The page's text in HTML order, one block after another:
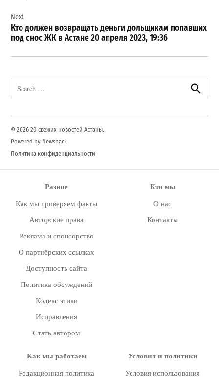
Next
Кто должен возвращать деньги дольщикам попавших
под снос ЖК в Астане 20 апреля 2023, 19:36
for:
Search
© 2026 20 свежих новостей Астаны.
Powered by Newspack
Политика конфиденциальности
Разное
Как мы проверяем факты
Авторские права
Реклама и спонсорство
О партнёрских ссылках
Доступность сайта
Политика обсуждений
Кодекс этики
Исправления
Стать автором
Кто мы
О нас
Контакты
Как мы работаем
Редакционная политика
Условия и политики
Условия использования